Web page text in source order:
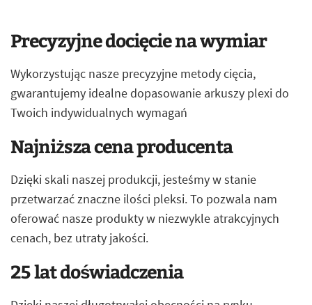
Precyzyjne docięcie na wymiar
Wykorzystując nasze precyzyjne metody cięcia,
gwarantujemy idealne dopasowanie arkuszy plexi do
Twoich indywidualnych wymagań
Najniższa cena producenta
Dzięki skali naszej produkcji, jesteśmy w stanie
przetwarzać znaczne ilości pleksi. To pozwala nam
oferować nasze produkty w niezwykle atrakcyjnych
cenach, bez utraty jakości.
25 lat doświadczenia